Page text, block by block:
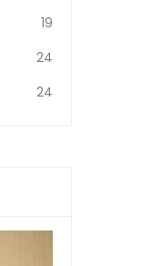
19
24
24